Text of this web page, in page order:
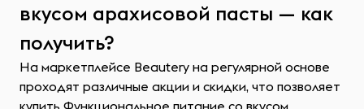
вкусом арахисовой пасты — как
получить?
На маркетплейсе Beautery на регулярной основе
проходят различные акции и скидки, что позволяет
купить Функциональное питание со вкусом